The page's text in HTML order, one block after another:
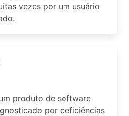
vezes por um usuário
produto de software
por deficiências